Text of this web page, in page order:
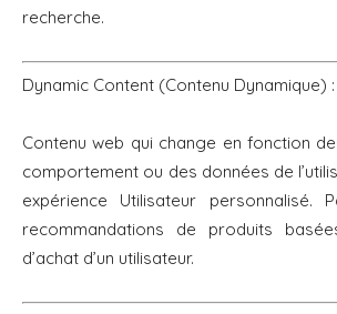
recherche.
Dynamic Content (Contenu Dynamique) :
Contenu web qui change en fonction
comportement ou des données de
expérience Utilisateur personnalisé.
recommandations de produits
d’achat d’un utilisateur.